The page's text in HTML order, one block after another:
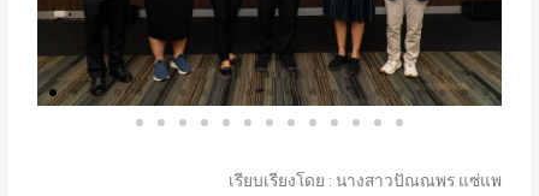
เรียบเรียงโดย : นางสาวปัณณพร แซ่แพ